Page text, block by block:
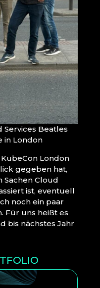
Services Beatles
in London
London
gegeben hat,
Sachen Cloud
ist, eventuell
noch ein paar
Für uns heißt es
bis nächstes Jahr